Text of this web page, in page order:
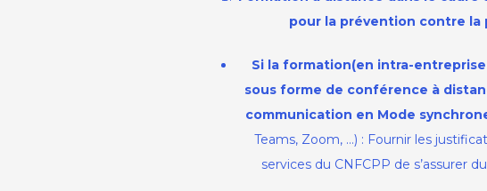
29/12/2020
pour la prévention contre la
Si la formation(en intra-
sous forme de conférence à
communication en Mode
Teams, Zoom, …) : Fournir les
services du CNFCPP de s’assurer